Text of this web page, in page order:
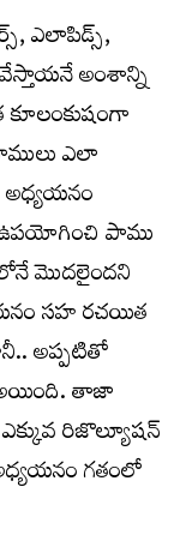
ఎలాపిడ్స్‌,
వేస్తాయనే అంశాన్ని
ఎలా
అధ్యయనం
పాము
మొదలైందని
సహ రచయిత
అప్పటితో
అయింది. తాజా
రిజొల్యూషన్‌
గతంలో